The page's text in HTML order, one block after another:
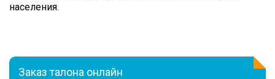
населения.
Заказ талона онлайн